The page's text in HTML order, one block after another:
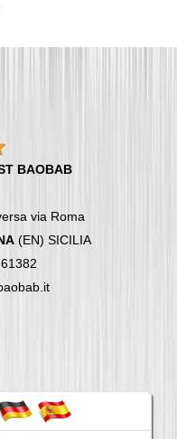
BAOBAB
via Roma
(EN) SICILIA